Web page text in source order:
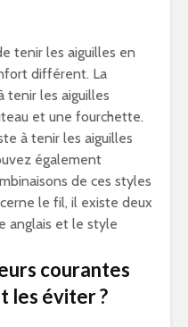
tenir les aiguilles en
différent. La
tenir les aiguilles
et une fourchette.
à tenir les aiguilles
également
de ces styles
le fil, il existe deux
anglais et le style
courantes
les éviter ?